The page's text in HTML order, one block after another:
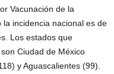
Vacunación de la
incidencia nacional es de
Los estados que
Ciudad de México
y Aguascalientes (99).